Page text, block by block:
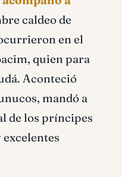
caldeo de
en el
quien para
Aconteció
mandó a
de los príncipes
excelentes